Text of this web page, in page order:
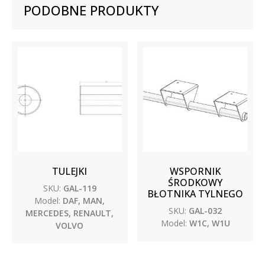
PODOBNE PRODUKTY
TULEJKI
SKU: GAL-119
Model: DAF, MAN,
MERCEDES, RENAULT,
VOLVO
WSPORNIK
ŚRODKOWY
BŁOTNIKA TYLNEGO
SKU: GAL-032
Model: W1C, W1U